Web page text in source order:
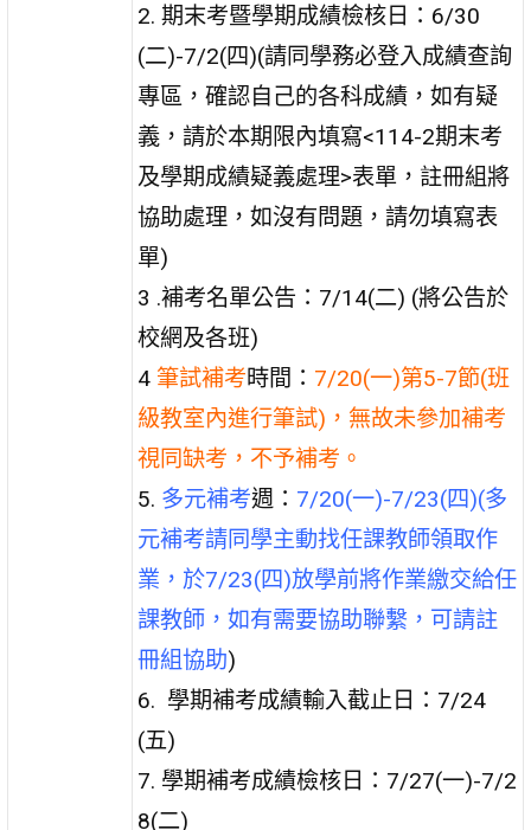
2. 期末考暨學期成績檢核日：6/30
(二)-7/2(四)(請同學務必登入成績查詢
專區，確認自己的各科成績，如有疑
義，請於本期限內填寫<114-2期末考
及學期成績疑義處理>表單，註冊組將
協助處理，如沒有問題，請勿填寫表
單)
3 .補考名單公告：7/14(二) (將公告於
校網及各班)
4 筆試補考時間： 7/20(一)第5-7節(班
級教室內進行筆試)，無故未參加補考
視同缺考，不予補考。
5. 多元補考週： 7/20(一)-7/23(四)(多
元補考請同學主動找任課教師領取作
業，於7/23(四)放學前將作業繳交給任
課教師，如有需要協助聯繫，可請註
冊組協助)
6. 學期補考成績輸入截止日：7/24
(五)
7. 學期補考成績檢核日：7/27(一)-7/2
8(二)